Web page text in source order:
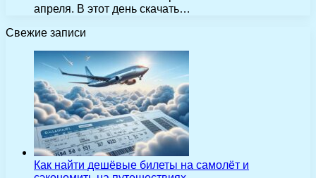
апреля. В этот день скачать…
Свежие записи
Как найти дешёвые билеты на самолёт и